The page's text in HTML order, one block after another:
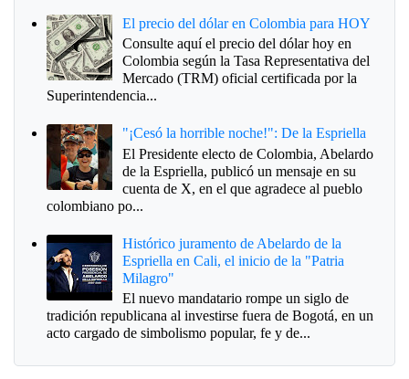
El precio del dólar en Colombia para HOY
Consulte aquí el precio del dólar hoy en
Colombia según la Tasa Representativa del
Mercado (TRM) oficial certificada por la
Superintendencia...
"¡Cesó la horrible noche!": De la Espriella
El Presidente electo de Colombia, Abelardo
de la Espriella, publicó un mensaje en su
cuenta de X, en el que agradece al pueblo
colombiano po...
Histórico juramento de Abelardo de la
Espriella en Cali, el inicio de la "Patria
Milagro"
El nuevo mandatario rompe un siglo de
tradición republicana al investirse fuera de Bogotá, en un
acto cargado de simbolismo popular, fe y de...